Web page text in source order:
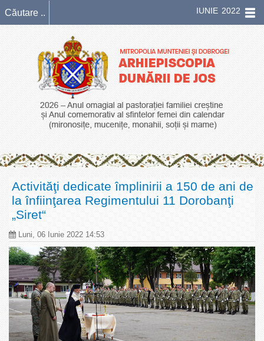
IUNIE 2022
Activităţi dedicate împlinirii a 150 de ani de
la înfiinţarea Regimentului 11 Dorobanţi
„Siret“
Luni, 06 Iunie 2022 14:53